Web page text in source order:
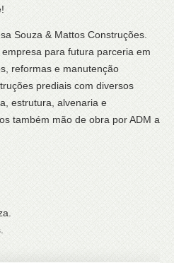
Souza & Mattos Construções.
para futura parceria em
reformas e manutenção
prediais com diversos
estrutura, alvenaria e
também mão de obra por ADM a